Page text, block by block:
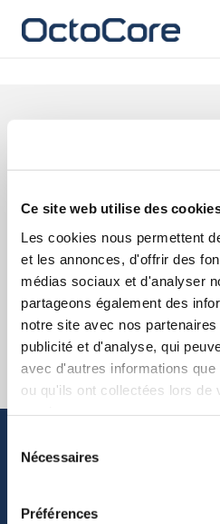
Ce site web utilise des
Les cookies nous permettent
et les annonces, d'offrir des
médias sociaux et d'analyser
partageons également des
notre site avec nos
publicité et d'analyse, qui
avec d'autres informations
ou qu'ils ont collectées lors de
Nécessaires
Préférences
Contactez-nous
répondrons aux
vous pourriez avoir
SUIVEZ-NOUS
Assistance technique
Contactez-nous